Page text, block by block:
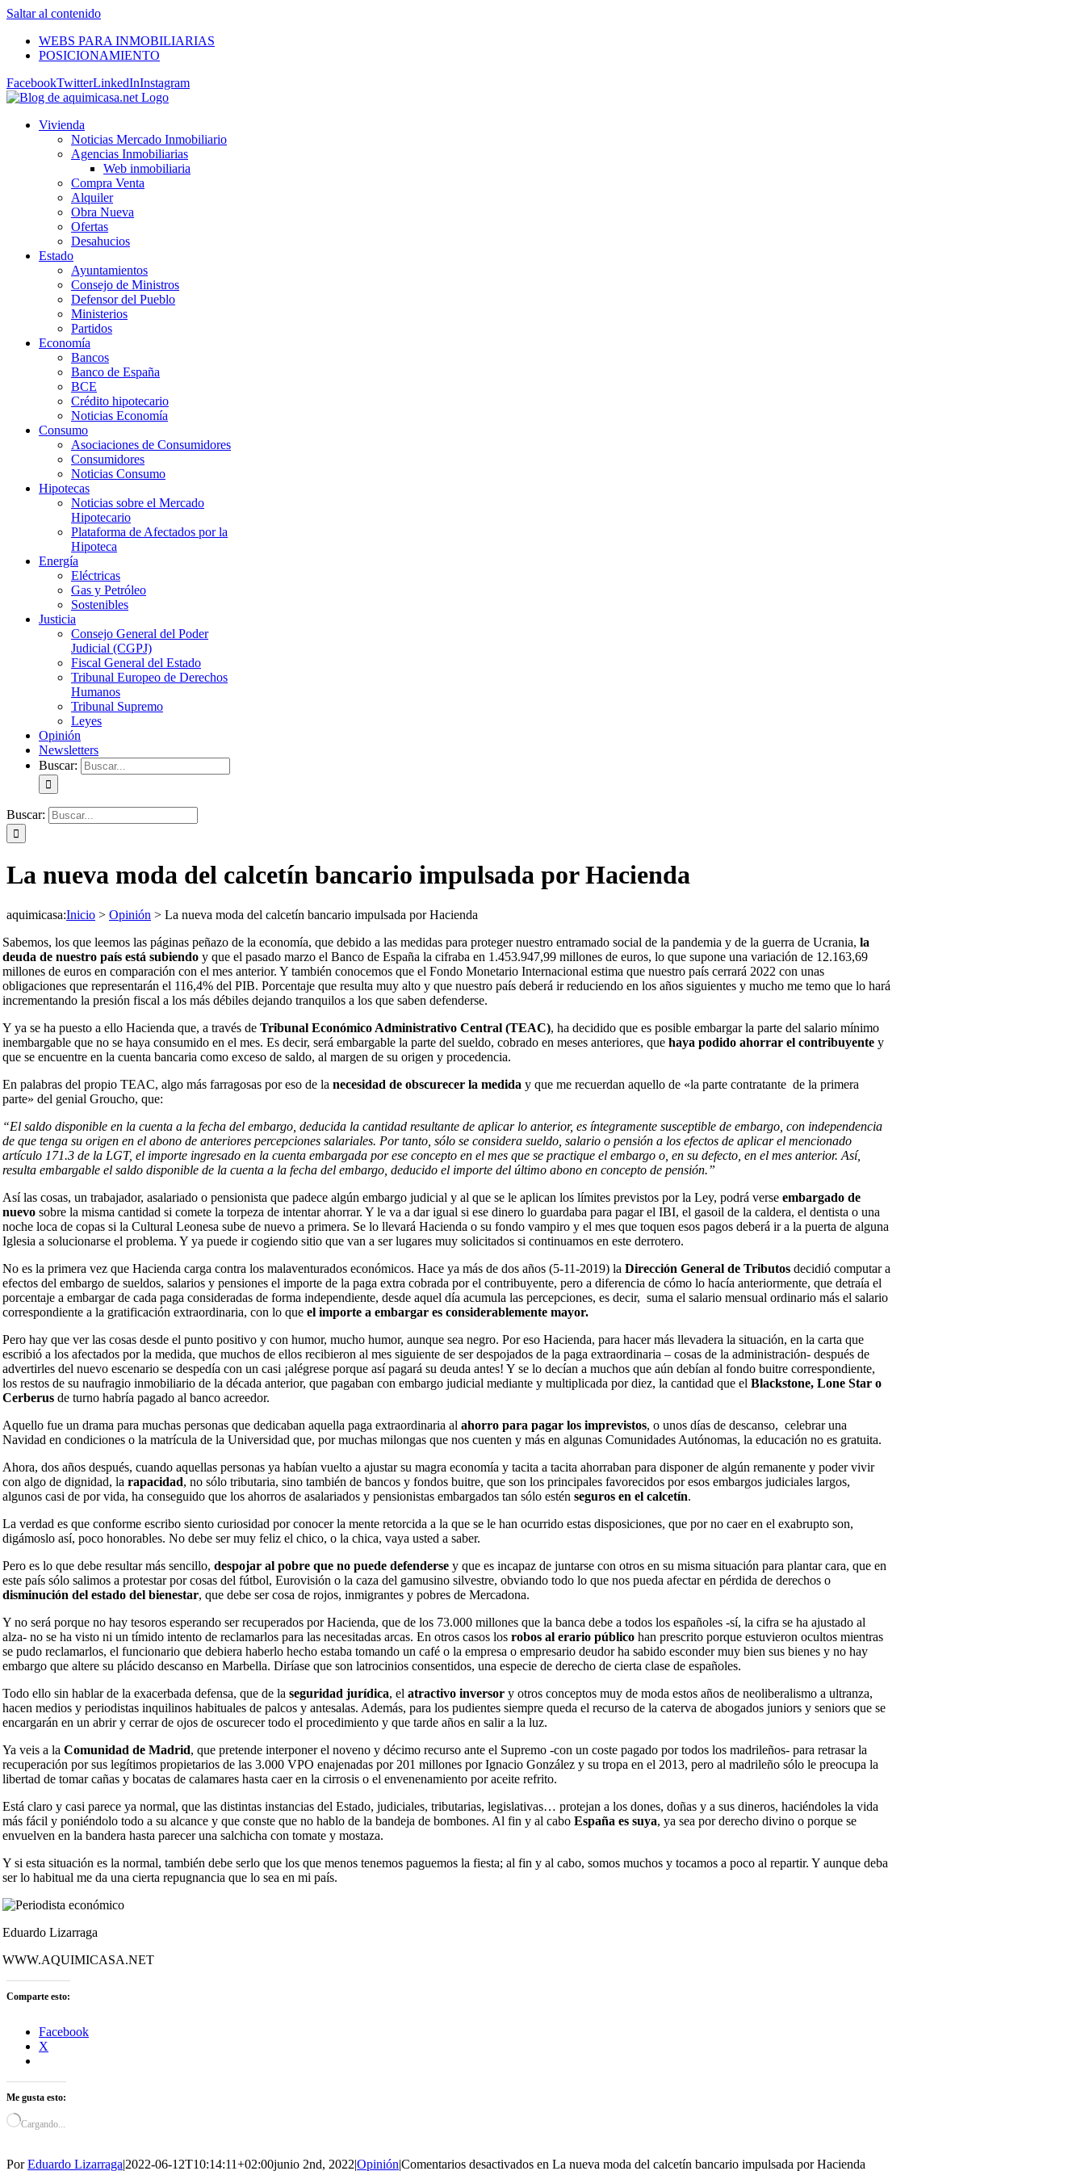
Saltar al contenido
WEBS PARA INMOBILIARIAS
POSICIONAMIENTO
FacebookTwitterLinkedInInstagram
Vivienda
Noticias Mercado Inmobiliario
Agencias Inmobiliarias
Web inmobiliaria
Compra Venta
Alquiler
Obra Nueva
Ofertas
Desahucios
Estado
Ayuntamientos
Consejo de Ministros
Defensor del Pueblo
Ministerios
Partidos
Economía
Bancos
Banco de España
BCE
Crédito hipotecario
Noticias Economía
Consumo
Asociaciones de Consumidores
Consumidores
Noticias Consumo
Hipotecas
Noticias sobre el Mercado
Hipotecario
Plataforma de Afectados por la
Hipoteca
Energía
Eléctricas
Gas y Petróleo
Sostenibles
Justicia
Consejo General del Poder
Judicial (CGPJ)
Fiscal General del Estado
Tribunal Europeo de Derechos
Humanos
Tribunal Supremo
Leyes
Opinión
Newsletters
Buscar:
Buscar:
La nueva moda del calcetín bancario impulsada por Hacienda
aquimicasa:Inicio > Opinión > La nueva moda del calcetín bancario impulsada por Hacienda
Sabemos, los que leemos las páginas peñazo de la economía, que debido a las medidas para proteger nuestro entramado social de la pandemia y de la guerra de Ucrania, la
deuda de nuestro país está subiendo y que el pasado marzo el Banco de España la cifraba en 1.453.947,99 millones de euros, lo que supone una variación de 12.163,69
millones de euros en comparación con el mes anterior. Y también conocemos que el Fondo Monetario Internacional estima que nuestro país cerrará 2022 con unas
obligaciones que representarán el 116,4% del PIB. Porcentaje que resulta muy alto y que nuestro país deberá ir reduciendo en los años siguientes y mucho me temo que lo hará
incrementando la presión fiscal a los más débiles dejando tranquilos a los que saben defenderse.
Y ya se ha puesto a ello Hacienda que, a través deTribunal Económico Administrativo Central (TEAC), ha decidido que es posible embargar la parte del salario mínimo
inembargable que no se haya consumido en el mes. Es decir, será embargable la parte del sueldo, cobrado en meses anteriores, quehaya podido ahorrar el contribuyente y
que se encuentre en la cuenta bancaria como exceso de saldo, al margen de su origen y procedencia.
En palabras del propio TEAC, algo más farragosas por eso de lanecesidad de obscurecer la medida y que me recuerdan aquello de «la parte contratante de la primera
parte» del genial Groucho, que:
“El saldo disponible en la cuenta a la fecha del embargo, deducida la cantidad resultante de aplicar lo anterior, es íntegramente susceptible de embargo, con independencia
de que tenga su origen en el abono de anteriores percepciones salariales. Por tanto, sólo se considera sueldo, salario o pensión a los efectos de aplicar el mencionado
artículo 171.3 de la LGT, el importe ingresado en la cuenta embargada por ese concepto en el mes que se practique el embargo o, en su defecto, en el mes anterior. Así,
resulta embargable el saldo disponible de la cuenta a la fecha del embargo, deducido el importe del último abono en concepto de pensión.”
Así las cosas, un trabajador, asalariado o pensionista que padece algún embargo judicial y al que se le aplican los límites previstos por la Ley, podrá verseembargado de
nuevo sobre la misma cantidad si comete la torpeza de intentar ahorrar. Y le va a dar igual si ese dinero lo guardaba para pagar el IBI, el gasoil de la caldera, el dentista o una
noche loca de copas si la Cultural Leonesa sube de nuevo a primera. Se lo llevará Hacienda o su fondo vampiro y el mes que toquen esos pagos deberá ir a la puerta de alguna
Iglesia a solucionarse el problema. Y ya puede ir cogiendo sitio que van a ser lugares muy solicitados si continuamos en este derrotero.
No es la primera vez que Hacienda carga contra los malaventurados económicos. Hace ya más de dos años (5-11-2019) laDirección General de Tributos decidió computar a
efectos del embargo de sueldos, salarios y pensiones el importe de la paga extra cobrada por el contribuyente, pero a diferencia de cómo lo hacía anteriormente, que detraía el
porcentaje a embargar de cada paga consideradas de forma independiente, desde aquel día acumula las percepciones, es decir, suma el salario mensual ordinario más el salario
correspondiente a la gratificación extraordinaria, con lo queel importe a embargar es considerablemente mayor.
Pero hay que ver las cosas desde el punto positivo y con humor, mucho humor, aunque sea negro. Por eso Hacienda, para hacer más llevadera la situación, en la carta que
escribió a los afectados por la medida, que muchos de ellos recibieron al mes siguiente de ser despojados de la paga extraordinaria – cosas de la administración- después de
advertirles del nuevo escenario se despedía con un casi ¡alégrese porque así pagará su deuda antes! Y se lo decían a muchos que aún debían al fondo buitre correspondiente,
los restos de su naufragio inmobiliario de la década anterior, que pagaban con embargo judicial mediante y multiplicada por diez, la cantidad que elBlackstone, Lone Star o
Cerberus de turno habría pagado al banco acreedor.
Aquello fue un drama para muchas personas que dedicaban aquella paga extraordinaria alahorro para pagar los imprevistos, o unos días de descanso, celebrar una
Navidad en condiciones o la matrícula de la Universidad que, por muchas milongas que nos cuenten y más en algunas Comunidades Autónomas, la educación no es gratuita.
Ahora, dos años después, cuando aquellas personas ya habían vuelto a ajustar su magra economía y tacita a tacita ahorraban para disponer de algún remanente y poder vivir
con algo de dignidad, larapacidad, no sólo tributaria, sino también de bancos y fondos buitre, que son los principales favorecidos por esos embargos judiciales largos,
algunos casi de por vida, ha conseguido que los ahorros de asalariados y pensionistas embargados tan sólo esténseguros en el calcetín.
La verdad es que conforme escribo siento curiosidad por conocer la mente retorcida a la que se le han ocurrido estas disposiciones, que por no caer en el exabrupto son,
digámoslo así, poco honorables. No debe ser muy feliz el chico, o la chica, vaya usted a saber.
Pero es lo que debe resultar más sencillo,despojar al pobre que no puede defenderse y que es incapaz de juntarse con otros en su misma situación para plantar cara, que en
este país sólo salimos a protestar por cosas del fútbol, Eurovisión o la caza del gamusino silvestre, obviando todo lo que nos pueda afectar en pérdida de derechos o
disminución del estado del bienestar, que debe ser cosa de rojos, inmigrantes y pobres de Mercadona.
Y no será porque no hay tesoros esperando ser recuperados por Hacienda, que de los 73.000 millones que la banca debe a todos los españoles -sí, la cifra se ha ajustado al
alza- no se ha visto ni un tímido intento de reclamarlos para las necesitadas arcas. En otros casos losrobos al erario público han prescrito porque estuvieron ocultos mientras
se pudo reclamarlos, el funcionario que debiera haberlo hecho estaba tomando un café o la empresa o empresario deudor ha sabido esconder muy bien sus bienes y no hay
embargo que altere su plácido descanso en Marbella. Diríase que son latrocinios consentidos, una especie de derecho de cierta clase de españoles.
Todo ello sin hablar de la exacerbada defensa, que de laseguridad jurídica, elatractivo inversor y otros conceptos muy de moda estos años de neoliberalismo a ultranza,
hacen medios y periodistas inquilinos habituales de palcos y antesalas. Además, para los pudientes siempre queda el recurso de la caterva de abogados juniors y seniors que se
encargarán en un abrir y cerrar de ojos de oscurecer todo el procedimiento y que tarde años en salir a la luz.
Ya veis a laComunidad de Madrid, que pretende interponer el noveno y décimo recurso ante el Supremo -con un coste pagado por todos los madrileños- para retrasar la
recuperación por sus legítimos propietarios de las 3.000 VPO enajenadas por 201 millones por Ignacio González y su tropa en el 2013, pero al madrileño sólo le preocupa la
libertad de tomar cañas y bocatas de calamares hasta caer en la cirrosis o el envenenamiento por aceite refrito.
Está claro y casi parece ya normal, que las distintas instancias del Estado, judiciales, tributarias, legislativas… protejan a los dones, doñas y a sus dineros, haciéndoles la vida
más fácil y poniéndolo todo a su alcance y que conste que no hablo de la bandeja de bombones. Al fin y al caboEspaña es suya, ya sea por derecho divino o porque se
envuelven en la bandera hasta parecer una salchicha con tomate y mostaza.
Y si esta situación es la normal, también debe serlo que los que menos tenemos paguemos la fiesta; al fin y al cabo, somos muchos y tocamos a poco al repartir. Y aunque deba
ser lo habitual me da una cierta repugnancia que lo sea en mi país.
Eduardo Lizarraga
WWW.AQUIMICASA.NET
Comparte esto:
Facebook
X
Me gusta esto:
Cargando...
PorEduardo Lizarraga|2022-06-12T10:14:11+02:00junio 2nd, 2022|Opinión|Comentarios desactivados en La nueva moda del calcetín bancario impulsada por Hacienda